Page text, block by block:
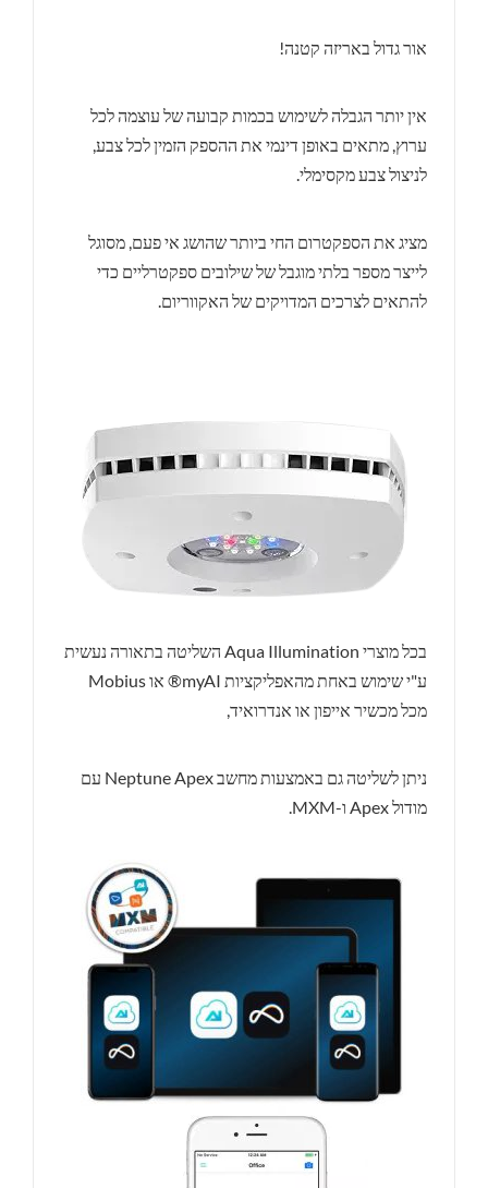
אור גדול באריזה קטנה!
אין יותר הגבלה לשימוש בכמות קבועה של עוצמה לכל
ערוץ, מתאים באופן דינמי את ההספק הזמין לכל צבע,
לניצול צבע מקסימלי.
מציג את הספקטרום החי ביותר שהושג אי פעם, מסוגל
לייצר מספר בלתי מוגבל של שילובים ספקטרליים כדי
להתאים לצרכים המדויקים של האקווריום.
בכל מוצרי Aqua Illumination השליטה בתאורה נעשית
ע"י שימוש באחת מהאפליקציות myAI® או Mobius
מכל מכשיר אייפון או אנדרואיד,
ניתן לשליטה גם באמצעות מחשב Neptune Apex עם
מודול Apex ו-MXM.